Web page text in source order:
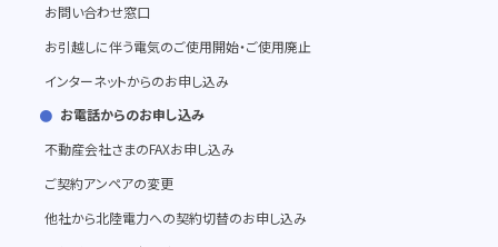
お問い合わせ窓口
お引越しに伴う電気のご使用開始・ご使用廃止
インターネットからのお申し込み
お電話からのお申し込み
不動産会社さまのFAXお申し込み
ご契約アンペアの変更
他社から北陸電力への契約切替のお申し込み